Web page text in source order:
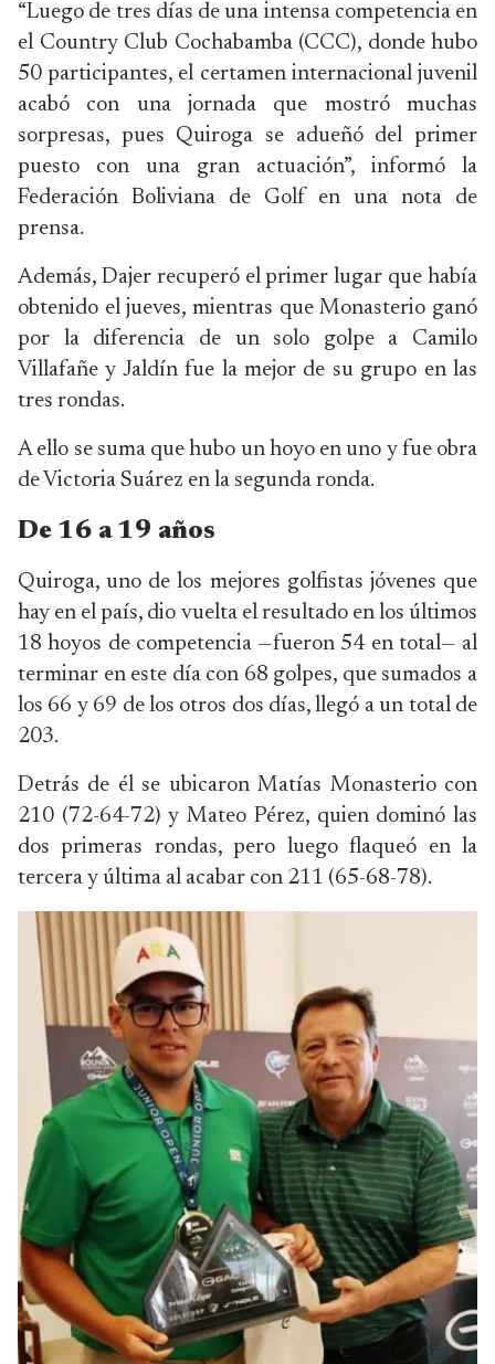
“Luego de tres días de una intensa competencia en
el Country Club Cochabamba (CCC), donde hubo
50 participantes, el certamen internacional juvenil
acabó con una jornada que mostró muchas
sorpresas, pues Quiroga se adueñó del primer
puesto con una gran actuación”, informó la
Federación Boliviana de Golf en una nota de
prensa.
Además, Dajer recuperó el primer lugar que había
obtenido el jueves, mientras que Monasterio ganó
por la diferencia de un solo golpe a Camilo
Villafañe y Jaldín fue la mejor de su grupo en las
tres rondas.
A ello se suma que hubo un hoyo en uno y fue obra
de Victoria Suárez en la segunda ronda.
De 16 a 19 años
Quiroga, uno de los mejores golfistas jóvenes que
hay en el país, dio vuelta el resultado en los últimos
18 hoyos de competencia —fueron 54 en total— al
terminar en este día con 68 golpes, que sumados a
los 66 y 69 de los otros dos días, llegó a un total de
203.
Detrás de él se ubicaron Matías Monasterio con
210 (72-64-72) y Mateo Pérez, quien dominó las
dos primeras rondas, pero luego flaqueó en la
tercera y última al acabar con 211 (65-68-78).